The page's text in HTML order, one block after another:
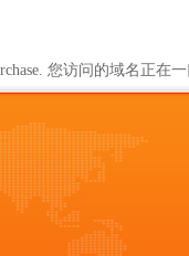
您访问的域名正在